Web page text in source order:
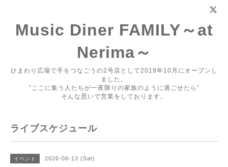
Music Diner FAMILY～at
Nerima～
ひまわり広場で手をつなごうの2号店として2019年10月にオープンし
ました。
”ここに集う人たちが一夜限りの家族のように過ごせたら”
そんな思いで営業をしております。
ライブスケジュール
イベント 2026-06-13 (Sat)